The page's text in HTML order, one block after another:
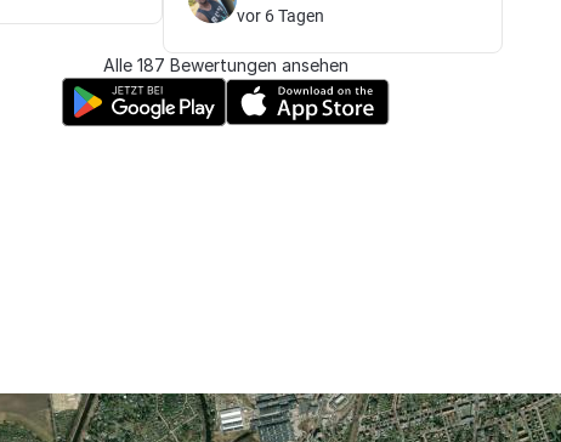
vor 6 Tagen
Alle 187 Bewertungen ansehen